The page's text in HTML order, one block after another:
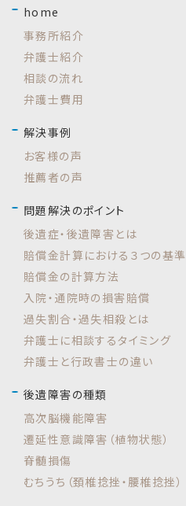
home
事務所紹介
弁護士紹介
相談の流れ
弁護士費用
解決事例
お客様の声
推薦者の声
問題解決のポイント
後遺症・後遺障害とは
賠償金計算における３つの基準
賠償金の計算方法
入院・通院時の損害賠償
過失割合・過失相殺とは
弁護士に相談するタイミング
弁護士と行政書士の違い
後遺障害の種類
高次脳機能障害
遷延性意識障害（植物状態）
脊髄損傷
むちうち（頚椎捻挫・腰椎捻挫）